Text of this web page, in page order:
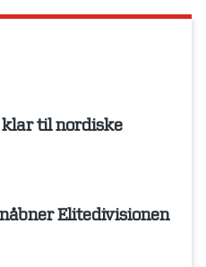
til nordiske
Elitedivisionen